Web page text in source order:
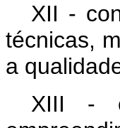
XII -
técnicas,
a
XIII -